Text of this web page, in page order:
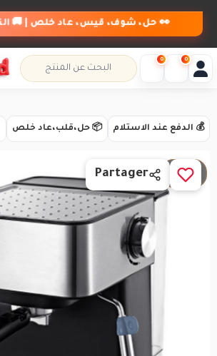
👀 حل، شوف، قيس، عاد خلص | 🚚
📦 حل،قلب،عاد خلص 💰 الدفع عند الاستلام
1 / 3
Partager
0 0